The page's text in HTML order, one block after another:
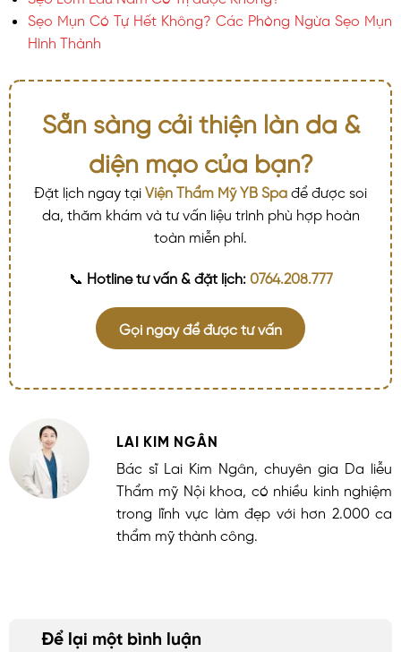
Sẹo Mụn Có Tự Hết Không? Các Phòng Ngừa Sẹo Mụn
Hình Thành
Sẵn sàng cải thiện làn da &
diện mạo của bạn?
Đặt lịch ngay tại Viện Thẩm Mỹ YB Spa để được soi
da, thăm khám và tư vấn liệu trình phù hợp hoàn
toàn miễn phí.
📞 Hotline tư vấn & đặt lịch: 0764.208.777
Gọi ngay để được tư vấn
LAI KIM NGÂN
Bác sĩ Lai Kim Ngân, chuyên gia Da liễu
Thẩm mỹ Nội khoa, có nhiều kinh nghiệm
trong lĩnh vực làm đẹp với hơn 2.000 ca
thẩm mỹ thành công.
Để lại một bình luận